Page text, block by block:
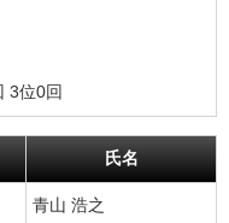
3位0回
氏名
青山 浩之